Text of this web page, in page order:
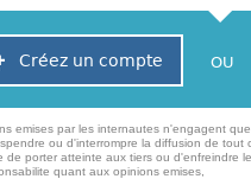
Créez un compte OU
emises par les internautes n'engagent
ou d'interrompre la diffusion de tout
de porter atteinte aux tiers ou d'enfreindre
quant aux opinions emises,